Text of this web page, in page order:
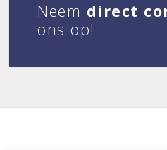
Neem direct
ons op!